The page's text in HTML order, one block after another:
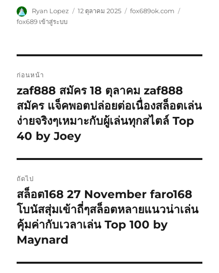
ผู้
เขียน
Ryan Lopez
เขียน
12 ตุลาคม 2025
หมวด
fox689ok.com
fox689 เข้าสู่ระบบ
เรื่อง
ก่อนหน้า
เรื่อง
ก่อน
หน้า:
zaf888 สมัคร 18 ตุลาคม zaf888
สมัคร แจ็คพอตปล่อยต่อเนื่องสล็อตเล่น
ง่ายจริงๆเหมาะกับผู้เล่นทุกสไตล์ Top
40 by Joey
ถัดไป
เรื่อง
ต่อ
ไป:
สล็อต168 27 November faro168
โบนัสสุ่มเข้าถี่ๆสล็อตหลายแนวน่าเล่น
คุ้มค่ากับเวลาเล่น Top 100 by
Maynard